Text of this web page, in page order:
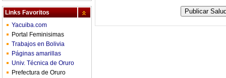
Links Favoritos
Yacuiba.com
Portal Feminisimas
Trabajos en Bolivia
Páginas amarillas
Univ. Técnica de Oruro
Prefectura de Oruro